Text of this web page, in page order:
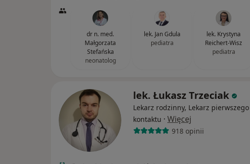
dr n. med.
Małgorzata
Stefańska
neonatolog
lek. Jan Gdula
pediatra
lek. Krystyna
Reichert-Wisz
pediatra
lek. Łukasz Trzeciak
Lekarz rodzinny, Lekarz pierwszego
kontaktu · Więcej
918 opinii